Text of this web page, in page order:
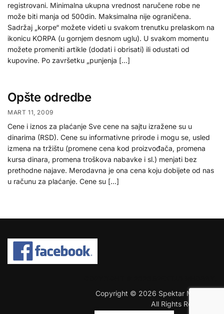
registrovani. Minimalna ukupna vrednost naručene robe ne
može biti manja od 500din. Maksimalna nije ograničena.
Sadržaj „korpe“ možete videti u svakom trenutku prelaskom na
ikonicu KORPA (u gornjem desnom uglu). U svakom momentu
možete promeniti artikle (dodati i obrisati) ili odustati od
kupovine. Po završetku „punjenja […]
Opšte odredbe
MART 11, 2009
Cene i iznos za plaćanje Sve cene na sajtu izražene su u
dinarima (RSD). Cene su informativne prirode i mogu se, usled
izmena na tržištu (promene cena kod proizvođača, promena
kursa dinara, promena troškova nabavke i sl.) menjati bez
prethodne najave. Merodavna je ona cena koju dobijete od nas
u računu za plaćanje. Cene su […]
Copyright © 2026 Spektar MHobby.
All Rights Reserved.